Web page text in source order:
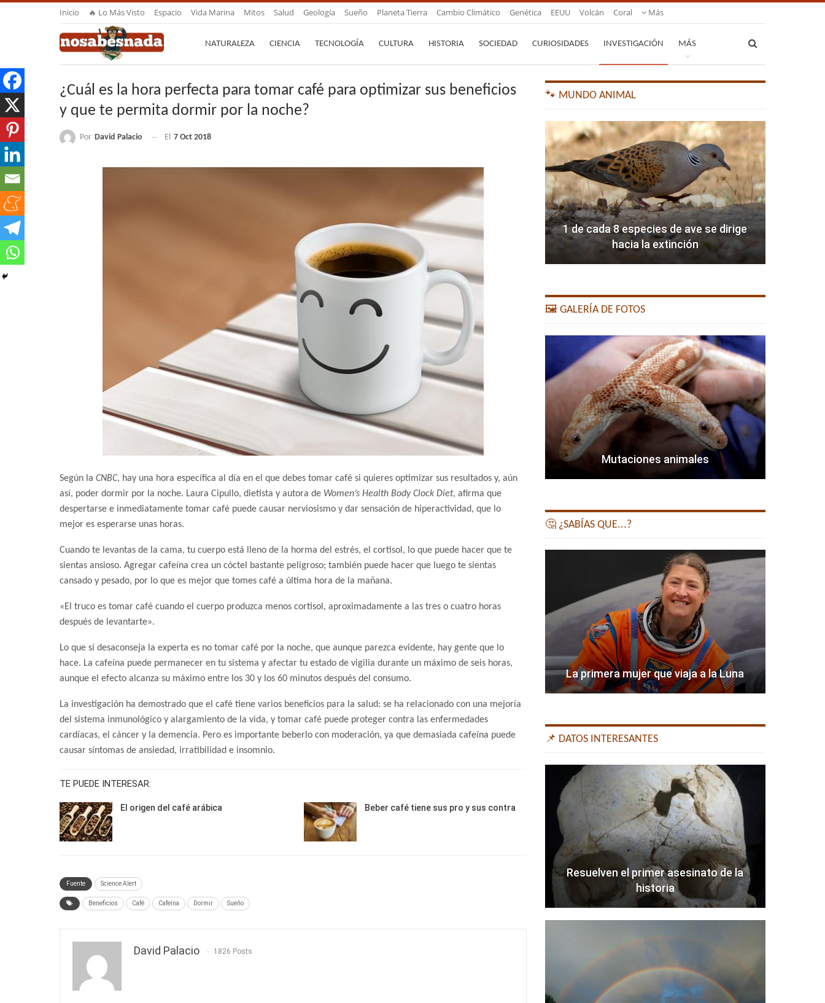
Inicio 🔥 Lo Más Visto Espacio Vida Marina Mitos Salud Geología Sueño Planeta Tierra Cambio Climático Genética EEUU Volcán Coral Más
NATURALEZA CIENCIA TECNOLOGÍA CULTURA HISTORIA SOCIEDAD CURIOSIDADES INVESTIGACIÓN MÁS
¿Cuál es la hora perfecta para tomar café para optimizar sus beneficios
y que te permita dormir por la noche?
Por David Palacio El 7 Oct 2018
Según la CNBC, hay una hora específica al día en el que debes tomar café si quieres optimizar sus resultados y, aún
así, poder dormir por la noche. Laura Cipullo, dietista y autora de Women’s Health Body Clock Diet, afirma que
despertarse e inmediatamente tomar café puede causar nerviosismo y dar sensación de hiperactividad, que lo
mejor es esperarse unas horas.
Cuando te levantas de la cama, tu cuerpo está lleno de la horma del estrés, el cortisol, lo que puede hacer que te
sientas ansioso. Agregar cafeína crea un cóctel bastante peligroso; también puede hacer que luego te sientas
cansado y pesado, por lo que es mejor que tomes café a última hora de la mañana.
«El truco es tomar café cuando el cuerpo produzca menos cortisol, aproximadamente a las tres o cuatro horas
después de levantarte».
Lo que sí desaconseja la experta es no tomar café por la noche, que aunque parezca evidente, hay gente que lo
hace. La cafeína puede permanecer en tu sistema y afectar tu estado de vigilia durante un máximo de seis horas,
aunque el efecto alcanza su máximo entre los 30 y los 60 minutos después del consumo.
La investigación ha demostrado que el café tiene varios beneficios para la salud: se ha relacionado con una mejoría
del sistema inmunológico y alargamiento de la vida, y tomar café puede proteger contra las enfermedades
cardíacas, el cáncer y la demencia. Pero es importante beberlo con moderación, ya que demasiada cafeína puede
causar síntomas de ansiedad, irratibilidad e insomnio.
TE PUEDE INTERESAR:
El origen del café arábica Beber café tiene sus pro y sus contra
Fuente Science Alert
Beneficios Café Cafeína Dormir Sueño
David Palacio 1826 Posts
🐾 MUNDO ANIMAL
1 de cada 8 especies de ave se dirige
hacia la extinción
🖼️ GALERÍA DE FOTOS
Mutaciones animales
🤔 ¿SABÍAS QUE...?
La primera mujer que viaja a la Luna
📌 DATOS INTERESANTES
Resuelven el primer asesinato de la
historia